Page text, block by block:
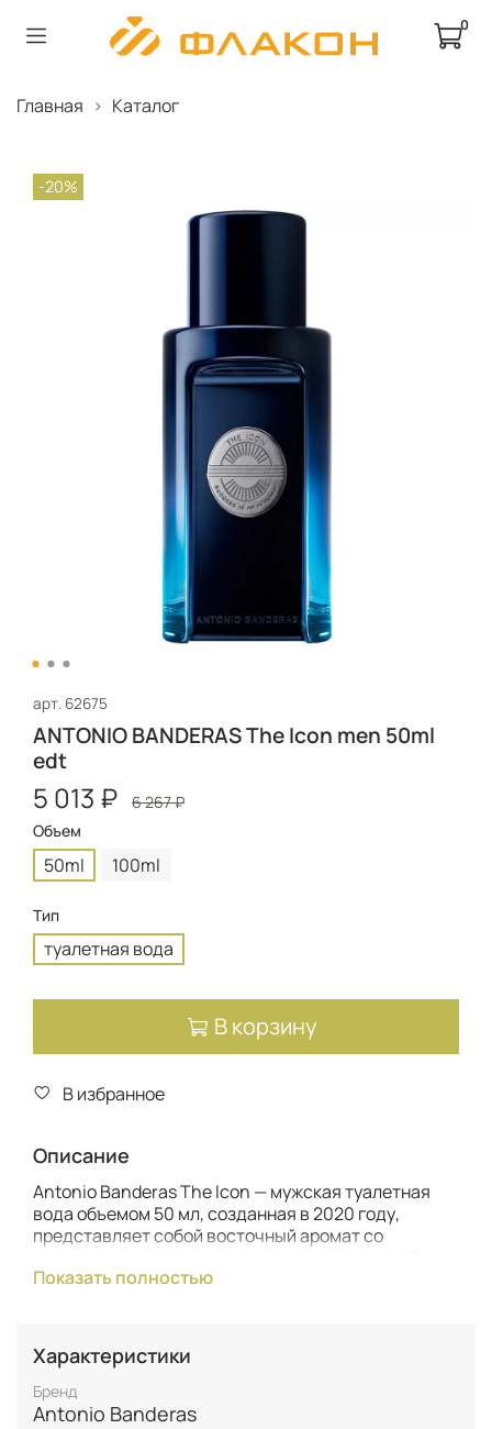
0
Главная Каталог
-20%
арт. 62675
ANTONIO BANDERAS The Icon men 50ml
edt
5 013 ₽
6 267 ₽
Объем
100ml
50ml
Тип
туалетная вода
В корзину
В избранное
Описание
Antonio Banderas The Icon — мужская туалетная
вода объемом 50 мл, созданная в 2020 году,
представляет собой восточный аромат со
мужественность и уникальность каждого
искристого бергамота и сочного грейпфрута с
пряной искрой черного перца, создающего яркое и
энергичное вступление. Сердце аромата
раскрывается ароматно-зелеными нотами
Показать полностью
Характеристики
Бренд
Antonio Banderas